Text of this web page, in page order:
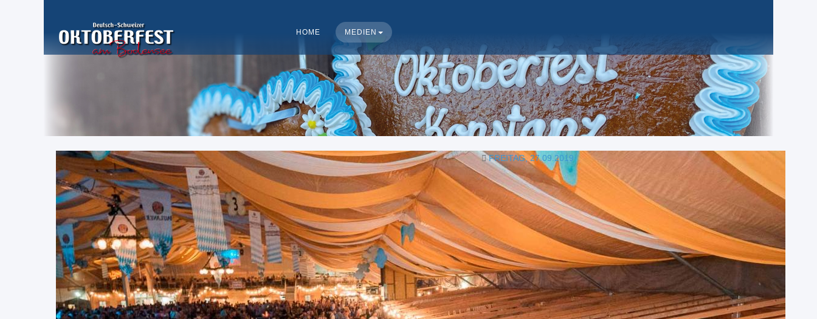
HOME MEDIEN
FREITAG, 27.09.2019